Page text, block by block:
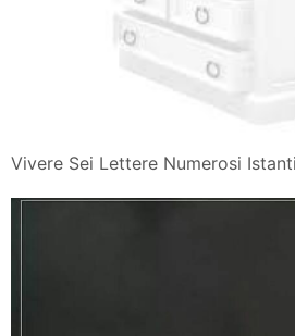
Vivere Sei Lettere Numerosi